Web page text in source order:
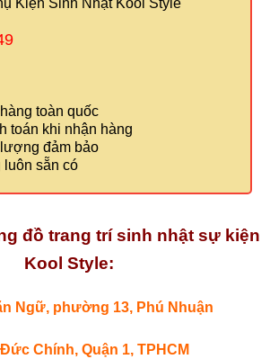
Kiện Sinh Nhật Kool Style
toàn quốc
toán khi nhận hàng
đảm bảo
luôn sẵn có
đồ trang trí sinh nhật sự kiện
Kool Style:
Ngữ, phường 13, Phú Nhuận
Chính, Quận 1, TPHCM